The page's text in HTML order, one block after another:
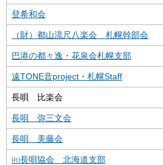
登希和会
（財）都山流尺八楽会 札幌幹部会
巴港の都々逸・花泉会札幌支部
遠TONE音project・札幌Staff
長唄 比楽会
長唄 弥三文会
長唄 美藤会
㈳長唄協会 北海道支部